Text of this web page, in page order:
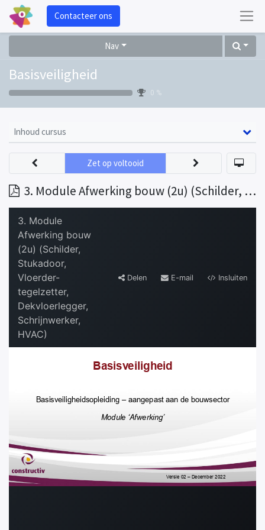
Contacteer ons
Nav
Basisveiligheid
0 %
Inhoud cursus
3. Module Afwerking bouw (2u) (Schilder, Stukadoor, Vloerder- tegelzetter, Dekvloerlegger, Schrijnwerker, HVAC)
Zet op voltooid